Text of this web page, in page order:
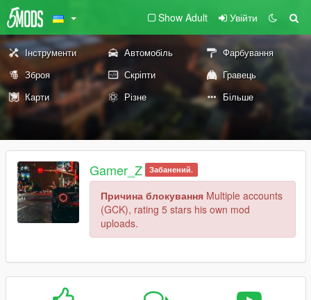
Show Adult Увійти
Інструменти Автомобіль
Фарбування
Зброя
Скріпти
Гравець
Карти
Різне Більше
Gamer_Z Забанений.
Причина блокування Multiple accounts
(GCK), rating 5 stars his own mod
uploads.